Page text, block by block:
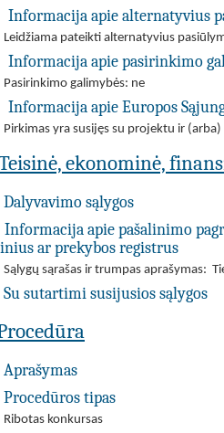
Informacija apie alternatyvius
Leidžiama pateikti alternatyvius
Informacija apie pasirinkimo
Pasirinkimo galimybės: ne
Informacija apie Europos
Pirkimas yra susijęs su projektu ir
ekonominė,
Dalyvavimo sąlygos
Informacija apie pašalinimo
ar prekybos registrus
Sąlygų sąrašas ir trumpas aprašymas:
Su sutartimi susijusios sąlygos
Aprašymas
Procedūros tipas
Ribotas konkursas